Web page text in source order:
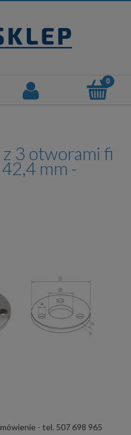
z 3 otworami fi
mm -
- tel. 507 698 965